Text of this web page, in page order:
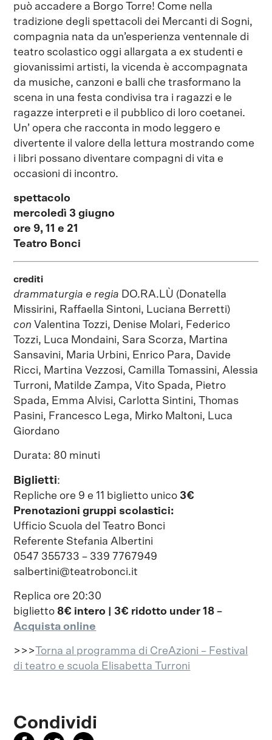
può accadere a Borgo Torre! Come nella
tradizione degli spettacoli dei Mercanti di Sogni,
compagnia nata da un’esperienza ventennale di
teatro scolastico oggi allargata a ex studenti e
giovanissimi artisti, la vicenda è accompagnata
da musiche, canzoni e balli che trasformano la
scena in una festa condivisa tra i ragazzi e le
ragazze interpreti e il pubblico di loro coetanei.
Un’ opera che racconta in modo leggero e
divertente il valore della lettura mostrando come
i libri possano diventare compagni di vita e
occasioni di incontro.
spettacolo
mercoledì 3 giugno
ore 9, 11 e 21
Teatro Bonci
crediti
drammaturgia e regia DO.RA.LÙ (Donatella
Missirini, Raffaella Sintoni, Luciana Berretti)
con Valentina Tozzi, Denise Molari, Federico
Tozzi, Luca Mondaini, Sara Scorza, Martina
Sansavini, Maria Urbini, Enrico Para, Davide
Ricci, Martina Vezzosi, Camilla Tomassini, Alessia
Turroni, Matilde Zampa, Vito Spada, Pietro
Spada, Emma Alvisi, Carlotta Sintini, Thomas
Pasini, Francesco Lega, Mirko Maltoni, Luca
Giordano
Durata: 80 minuti
Biglietti:
Repliche ore 9 e 11 biglietto unico3€
Prenotazioni gruppi scolastici:
Ufficio Scuola del Teatro Bonci
Referente Stefania Albertini
0547 355733 – 339 7767949
salbertini@teatrobonci.it
Replica ore 20:30
biglietto 8€ intero | 3€ ridotto under 18 –
Acquista online
>>>Torna al programma di CreAzioni – Festival
di teatro e scuola Elisabetta Turroni
Condividi